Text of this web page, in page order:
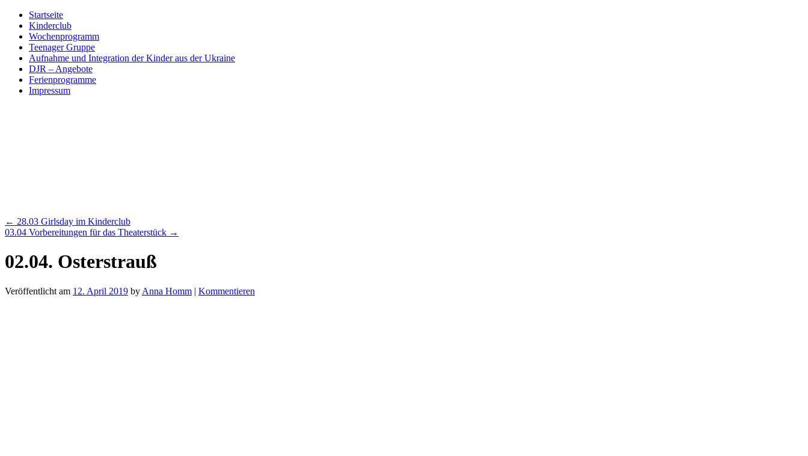
Skip
content
Startseite
Kinderclub
Wochenprogramm
Teenager Gruppe
Aufnahme und Integration der Kinder aus der Ukraine
DJR – Angebote
Ferienprogramme
Impressum
← 28.03 Girlsday im Kinderclub
03.04 Vorbereitungen für das Theaterstück →
02.04. Osterstrauß
Veröffentlicht am 12. April 2019 by Anna Homm | Kommentieren